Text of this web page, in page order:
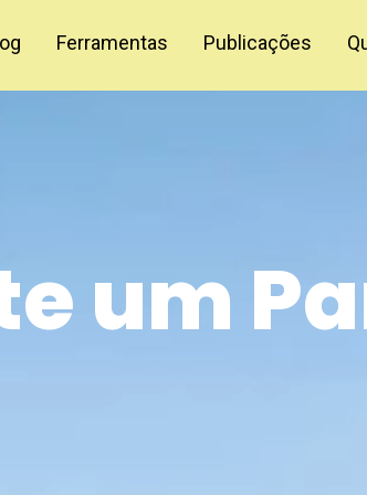
Ferramentas Publicações
um